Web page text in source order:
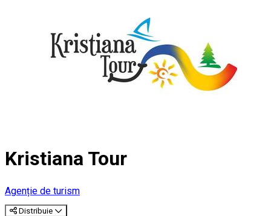
Kristiana Tour
Agenție de turism
Distribuie